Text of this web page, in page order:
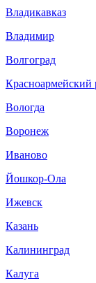
Владикавказ
Владимир
Волгоград
Красноармейский
Вологда
Воронеж
Иваново
Йошкор-Ола
Ижевск
Казань
Калининград
Калуга